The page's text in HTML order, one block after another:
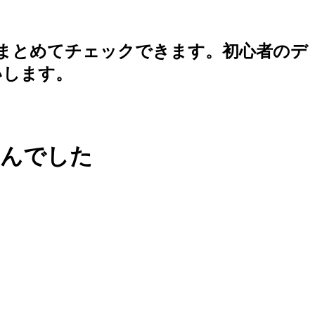
とめてチェックできます。初心者のデ
ます。
でした